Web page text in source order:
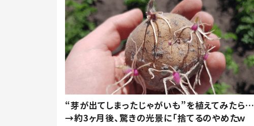
“芽が出てしまったじゃがいも”を植えてみたら…
→約3ヶ月後、驚きの光景に「捨てるのやめたｗ